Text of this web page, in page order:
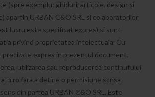
(spre exemplu: ghiduri, articole, design si
apartin URBAN C&O SRL si colaboratorilor
lucru este specificat expres) si sunt
privind proprietatea intelectuala. Cu
expres in prezentul document,
utilizarea sau reproducerea continutului
n.ro fara a detine o permisiune scrisa
din partea URBAN C&O SRL. Este